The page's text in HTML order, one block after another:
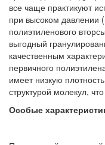
все чаще практикуют
при высоком давлении
полиэтиленового
выгодный
качественным
первичного
имеет низкую
структурой молекул,
Особые